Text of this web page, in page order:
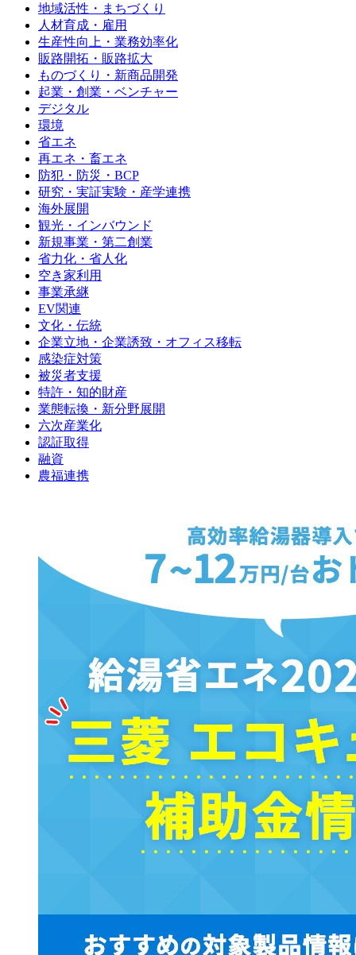
地域活性・まちづくり
人材育成・雇用
生産性向上・業務効率化
販路開拓・販路拡大
ものづくり・新商品開発
起業・創業・ベンチャー
デジタル
環境
省エネ
再エネ・畜エネ
防犯・防災・BCP
研究・実証実験・産学連携
海外展開
観光・インバウンド
新規事業・第二創業
省力化・省人化
空き家利用
事業承継
EV関連
文化・伝統
企業立地・企業誘致・オフィス移転
感染症対策
被災者支援
特許・知的財産
業態転換・新分野展開
六次産業化
認証取得
融資
農福連携